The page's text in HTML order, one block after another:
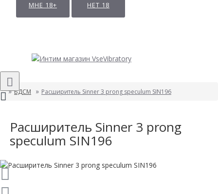
МНЕ 18+ НЕТ 18
БДСМ Расширитель Sinner 3 prong speculum SIN196
Расширитель Sinner 3 prong
speculum SIN196